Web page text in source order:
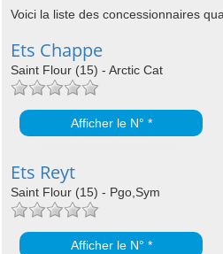
Voici la liste des concessionnaires
Ets Chappe
Saint Flour (15) - Arctic Cat
Afficher le N° *
Ets Reyt
Saint Flour (15) - Pgo,Sym
Afficher le N° *